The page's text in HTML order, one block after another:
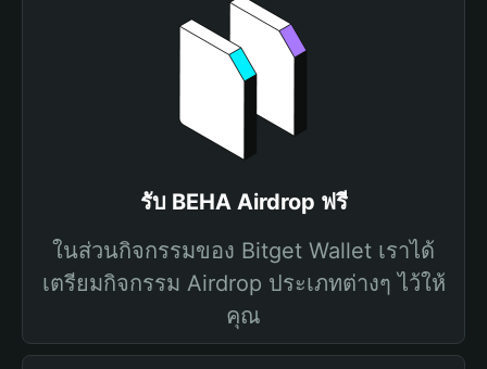
รับ BEHA Airdrop ฟรี
ในส่วนกิจกรรมของ Bitget Wallet เราได้
เตรียมกิจกรรม Airdrop ประเภทต่างๆ ไว้ให้
คุณ